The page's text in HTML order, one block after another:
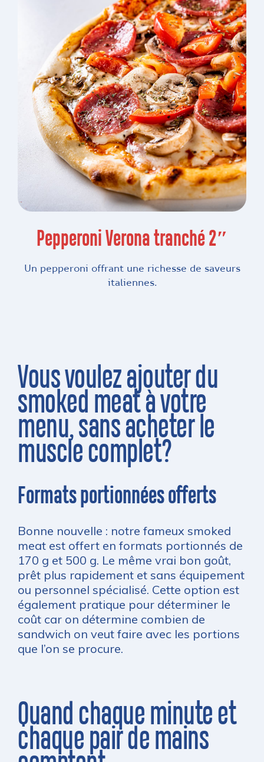
Pepperoni Verona tranché 2″
Un pepperoni offrant une richesse de saveurs
italiennes.
Vous voulez ajouter du
smoked meat à votre
menu, sans acheter le
muscle complet?
Formats portionnées offerts
Bonne nouvelle : notre fameux smoked
meat est offert en formats portionnés de
170 g et 500 g. Le même vrai bon goût,
prêt plus rapidement et sans équipement
ou personnel spécialisé. Cette option est
également pratique pour déterminer le
coût car on détermine combien de
sandwich on veut faire avec les portions
que l’on se procure.
Quand chaque minute et
chaque pair de mains